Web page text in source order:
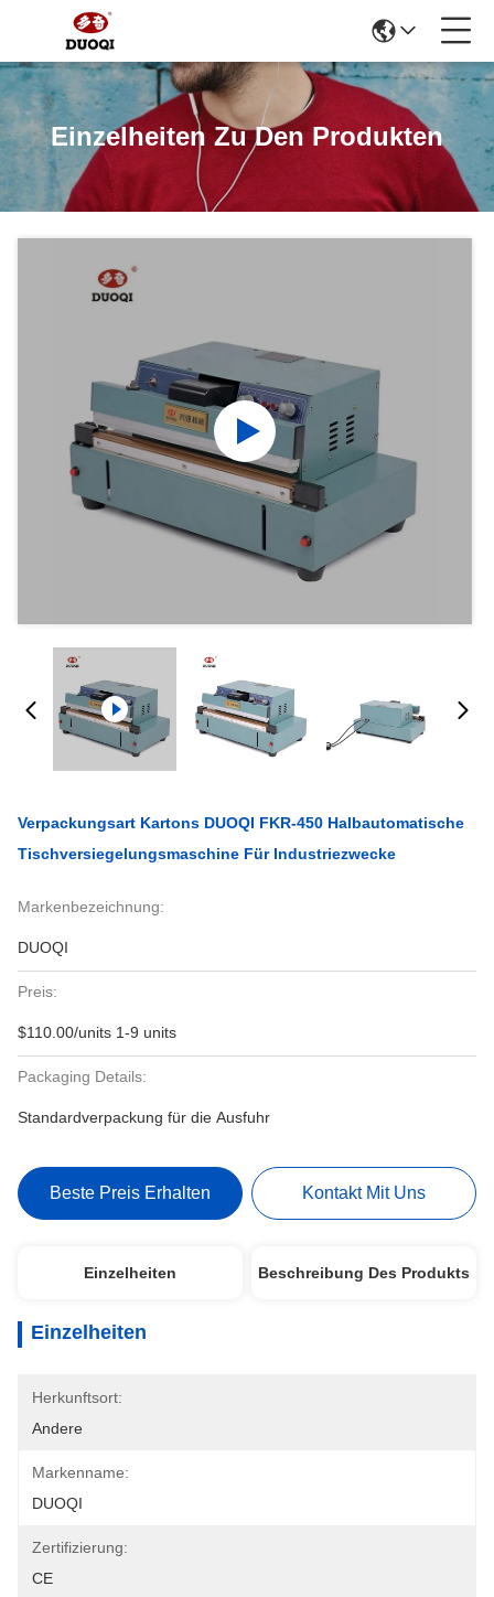
Einzelheiten Zu Den Produkten
Verpackungsart Kartons DUOQI FKR-450 Halbautomatische
Tischversiegelungsmaschine Für Industriezwecke
Markenbezeichnung:
DUOQI
Preis:
$110.00/units 1-9 units
Packaging Details:
Standardverpackung für die Ausfuhr
Beste Preis Erhalten Kontakt Mit Uns
Einzelheiten Beschreibung Des Produkts
Einzelheiten
Herkunftsort:
Andere
Markenname:
DUOQI
Zertifizierung:
CE